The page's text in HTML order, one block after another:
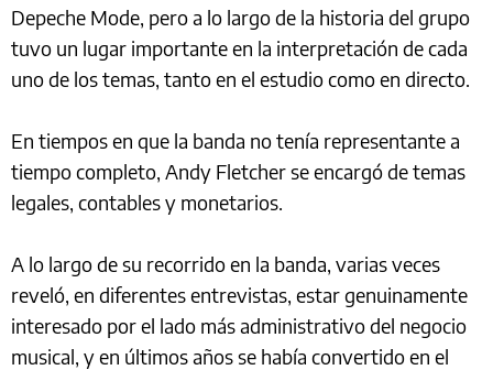
Depeche Mode, pero a lo largo de la historia del grupo
tuvo un lugar importante en la interpretación de cada
uno de los temas, tanto en el estudio como en directo.
En tiempos en que la banda no tenía representante a
tiempo completo, Andy Fletcher se encargó de temas
legales, contables y monetarios.
A lo largo de su recorrido en la banda, varias veces
reveló, en diferentes entrevistas, estar genuinamente
interesado por el lado más administrativo del negocio
musical, y en últimos años se había convertido en el